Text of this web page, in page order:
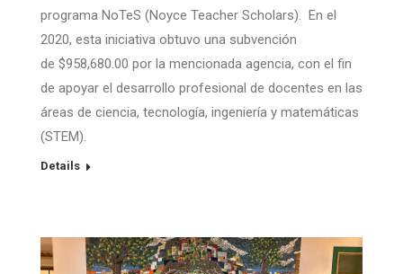
programa NoTeS (Noyce Teacher Scholars). En el
2020, esta iniciativa obtuvo una subvención
de $958,680.00 por la mencionada agencia, con el fin
de apoyar el desarrollo profesional de docentes en las
áreas de ciencia, tecnología, ingeniería y matemáticas
(STEM).
Details